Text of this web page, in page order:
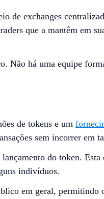
de exchanges
que a mantêm em
Não há uma equipe
de tokens e um
sem incorrer em
do token.
indivíduos.
em geral,